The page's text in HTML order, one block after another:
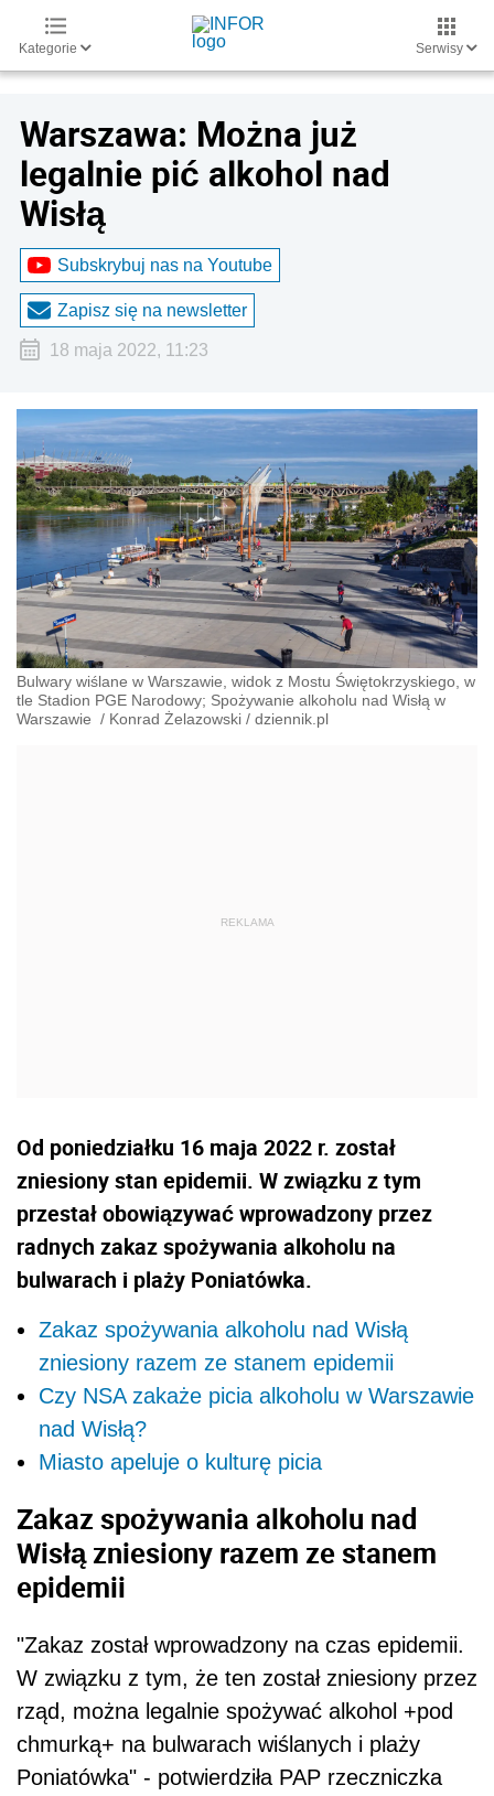
Kategorie Serwisy
Warszawa: Można już
legalnie pić alkohol nad
Wisłą
Subskrybuj nas na Youtube
Zapisz się na newsletter
18 maja 2022, 11:23
Bulwary wiślane w Warszawie, widok z Mostu Świętokrzyskiego, w
tle Stadion PGE Narodowy; Spożywanie alkoholu nad Wisłą w
Warszawie / Konrad Żelazowski / dziennik.pl
Od poniedziałku 16 maja 2022 r. został
zniesiony stan epidemii. W związku z tym
przestał obowiązywać wprowadzony przez
radnych zakaz spożywania alkoholu na
bulwarach i plaży Poniatówka.
Zakaz spożywania alkoholu nad Wisłą
zniesiony razem ze stanem epidemii
Czy NSA zakaże picia alkoholu w Warszawie
nad Wisłą?
Miasto apeluje o kulturę picia
Zakaz spożywania alkoholu nad
Wisłą zniesiony razem ze stanem
epidemii
"Zakaz został wprowadzony na czas epidemii.
W związku z tym, że ten został zniesiony przez
rząd, można legalnie spożywać alkohol +pod
chmurką+ na bulwarach wiślanych i plaży
Poniatówka" - potwierdziła PAP rzeczniczka